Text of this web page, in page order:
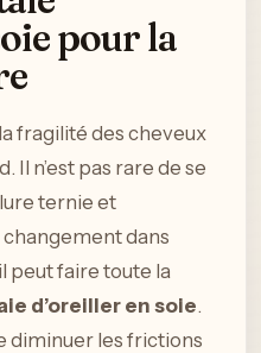
pour la
fragilité des cheveux
Il n’est pas rare de se
ternie et
dans
peut faire toute la
d’oreiller en soie.
diminuer les frictions